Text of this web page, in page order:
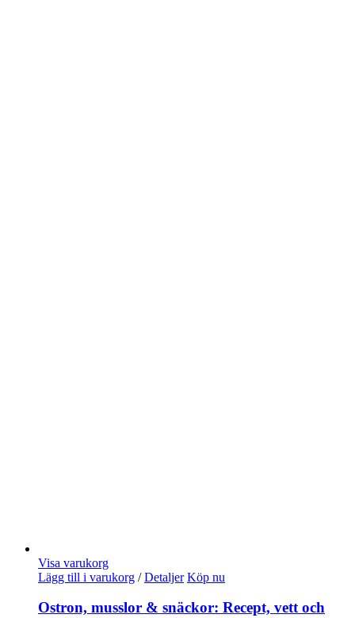
Visa varukorg
Lägg till i varukorg / Detaljer Köp nu
Ostron, musslor & snäckor: Recept, vett och